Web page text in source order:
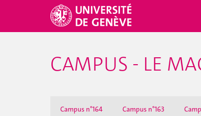
CAMPUS - LE
Campus n°164 Campus n°163